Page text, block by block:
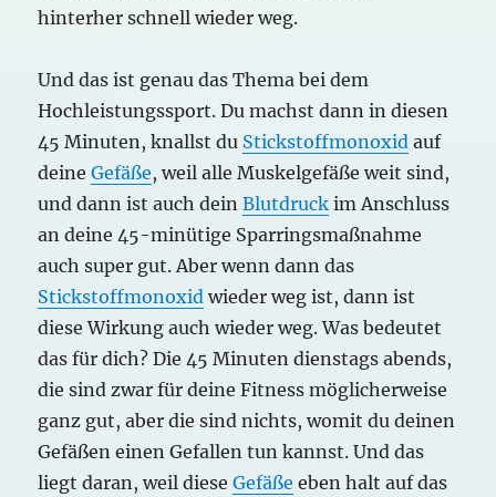
hinterher schnell wieder weg.
Und das ist genau das Thema bei dem
Hochleistungssport. Du machst dann in diesen
45 Minuten, knallst du Stickstoffmonoxid auf
deineGefäße, weil alle Muskelgefäße weit sind,
und dann ist auch deinBlutdruck im Anschluss
an deine 45-minütige Sparringsmaßnahme
auch super gut. Aber wenn dann das
Stickstoffmonoxid wieder weg ist, dann ist
diese Wirkung auch wieder weg. Was bedeutet
das für dich? Die 45 Minuten dienstags abends,
die sind zwar für deine Fitness möglicherweise
ganz gut, aber die sind nichts, womit du deinen
Gefäßen einen Gefallen tun kannst. Und das
liegt daran, weil dieseGefäße eben halt auf das